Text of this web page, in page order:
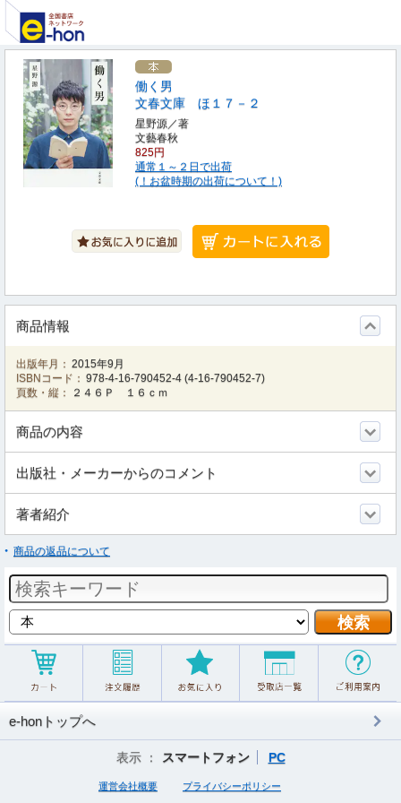
働く男
文春文庫 ほ１７－２
星野源／著
文藝春秋
825円
通常１～２日で出荷
(！お盆時期の出荷について！)
商品情報
出版年月： 2015年9月
ISBNコード： 978-4-16-790452-4 (4-16-790452-7)
頁数・縦：
２４６Ｐ １６ｃｍ
商品の内容
出版社・メーカーからのコメント
著者紹介
商品の返品について
e-honトップへ
表示 ： スマートフォン PC
運営会社概要 プライバシーポリシー